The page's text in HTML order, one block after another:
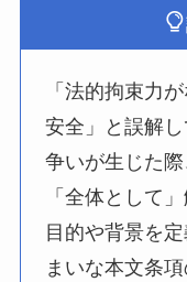
「法的拘束力
安全」と誤解
争いが生じた
「全体として
目的や背景を
まいな本文条